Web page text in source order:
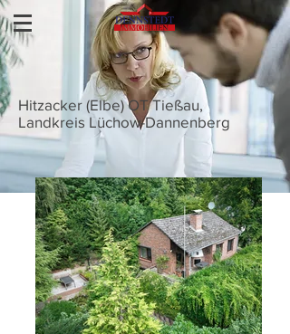
Hitzacker (Elbe) OT Tießau,
Landkreis Lüchow-Dannenberg